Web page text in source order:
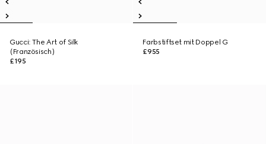
Gucci: The Art of Silk
(Französisch)
£195
Farbstiftset mit Doppel G
£955